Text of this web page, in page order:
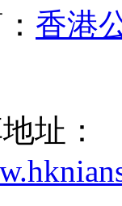
香港
址：